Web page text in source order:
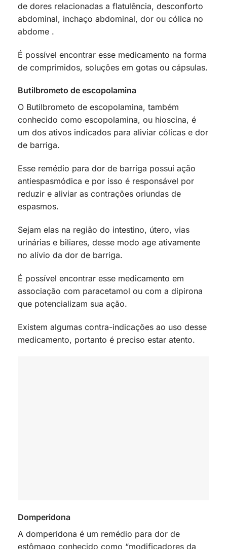
de dores relacionadas a flatulência, desconforto
abdominal, inchaço abdominal, dor ou cólica no
abdome .
É possível encontrar esse medicamento na forma
de comprimidos, soluções em gotas ou cápsulas.
Butilbrometo de escopolamina
O Butilbrometo de escopolamina, também
conhecido como escopolamina, ou hioscina, é
um dos ativos indicados para aliviar cólicas e dor
de barriga.
Esse remédio para dor de barriga possui ação
antiespasmódica e por isso é responsável por
reduzir e aliviar as contrações oriundas de
espasmos.
Sejam elas na região do intestino, útero, vias
urinárias e biliares, desse modo age ativamente
no alívio da dor de barriga.
É possível encontrar esse medicamento em
associação com paracetamol ou com a dipirona
que potencializam sua ação.
Existem algumas contra-indicações ao uso desse
medicamento, portanto é preciso estar atento.
Domperidona
A domperidona é um remédio para dor de
estômago conhecido como “modificadores da